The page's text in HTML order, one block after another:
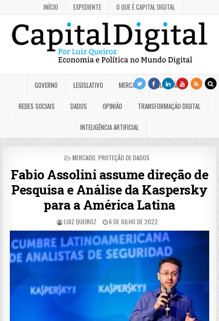
INÍCIO EXPEDIENTE O QUE É CAPITAL DIGITAL
GOVERNO LEGISLATIVO MERCADO JUDICIÁRIO
REDES SOCIAIS DADOS OPINIÃO TRANSFORMAÇÃO DIGITAL
INTELIGÊNCIA ARTIFICIAL
POSTED
MERCADO PROTEÇÃO DE DADOS
Fabio Assolini assume direção de
Pesquisa e Análise da Kaspersky
para a América Latina
LUIZ QUEIROZ 6 DE JULHO DE 2022